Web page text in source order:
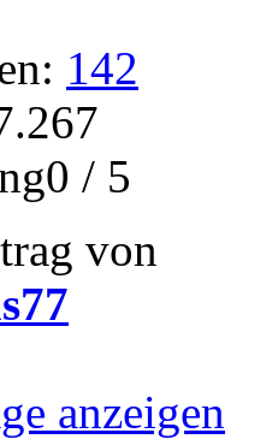
142
/ 5
von
anzeigen